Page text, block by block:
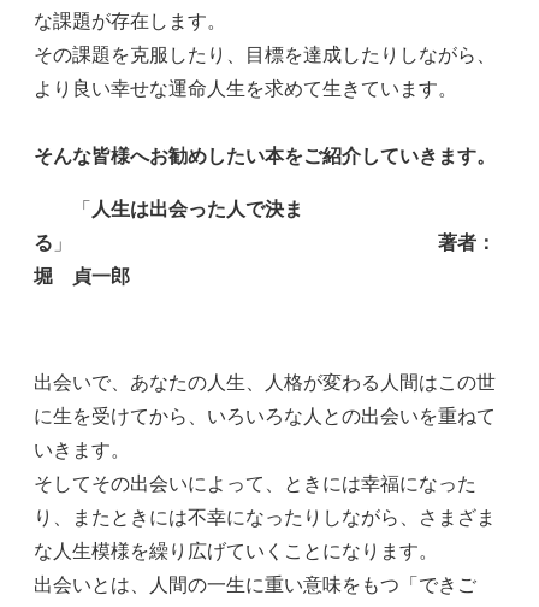
な課題が存在します。
その課題を克服したり、目標を達成したりしながら、
より良い幸せな運命人生を求めて生きています。
そんな皆様へお勧めしたい本をご紹介していきます。
「 人生は出会った人で決ま
る 」 著者：
堀 貞一郎
出会いで、あなたの人生、人格が変わる人間はこの世
に生を受けてから、いろいろな人との出会いを重ねて
いきます。
そしてその出会いによって、ときには幸福になった
り、またときには不幸になったりしながら、さまざま
な人生模様を繰り広げていくことになります。
出会いとは、人間の一生に重い意味をもつ「できご